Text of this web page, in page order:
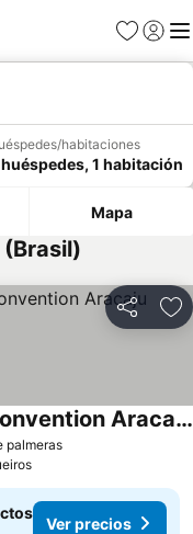
Favoritos
Iniciar
habitaciones
1 habitación
Mapa
Compartir
palmeras
Makai Resort All Inclusive Convention Aracaju
Ver precios